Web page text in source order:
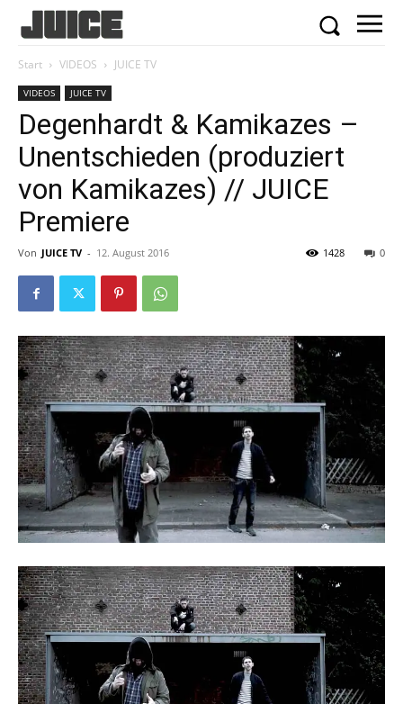
Start VIDEOS JUICE TV
VIDEOS JUICE TV
Degenhardt & Kamikazes –
Unentschieden (produziert
von Kamikazes) // JUICE
Premiere
Von JUICE TV - 12. August 2016 0
1428